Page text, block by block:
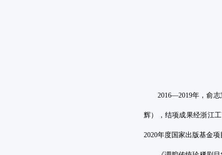
2016—2019年，俞志
辉），结项成果经浙江
2020年度国家出版基金